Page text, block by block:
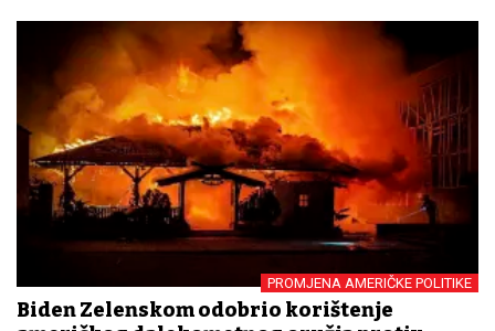
PROMJENA AMERIČKE POLITIKE
Biden Zelenskom odobrio korištenje